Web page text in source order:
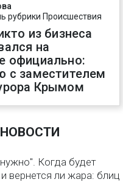
рубрики Происшествия
из бизнеса
на
официально:
с заместителем
Крымом
Когда будет
вернется ли жара: блиц